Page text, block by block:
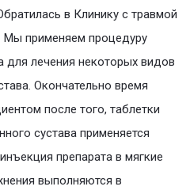
в Клинику с травмой
Мы применяем процедуру
для лечения некоторых видов
Окончательно время
после того, таблетки
сустава применяется
препарата в мягкие
выполняются в